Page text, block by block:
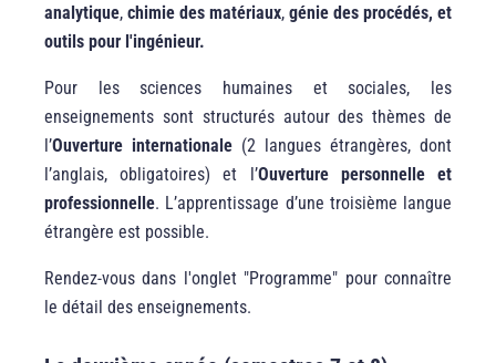
analytique, chimie des matériaux, génie des procédés, et
outils pour l'ingénieur.
Pour les sciences humaines et sociales, les
enseignements sont structurés autour des thèmes de
l’Ouverture internationale (2 langues étrangères, dont
l’anglais, obligatoires) et l’Ouverture personnelle et
professionnelle. L’apprentissage d’une troisième langue
étrangère est possible.
Rendez-vous dans l'onglet "Programme" pour connaître
le détail des enseignements.